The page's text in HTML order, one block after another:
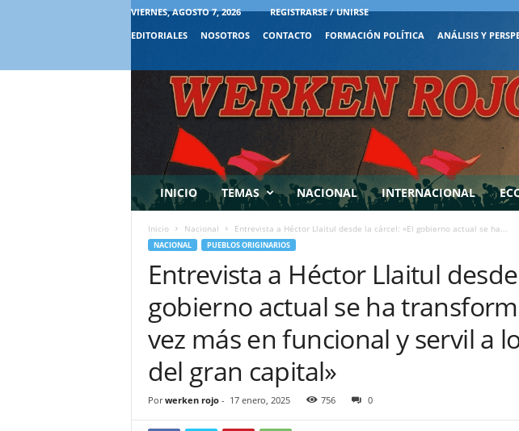
VIERNES, AGOSTO 7, 2026
REGISTRARSE / UNIRSE
EDITORIALES
NOSOTROS CONTACTO FORMACIÓN POLÍTICA ANÁLISIS Y
INICIO TEMAS NACIONAL INTERNACIONAL
Inicio Nacional Entrevista a Héctor Llaitul desde la cárcel: «El gobierno actual se ha...
NACIONAL PUEBLOS ORIGINARIOS
Entrevista a Héctor Llaitul
gobierno actual se ha
vez más en funcional y servil a
del gran capital»
Por werken rojo- 17 enero, 2025 756 0